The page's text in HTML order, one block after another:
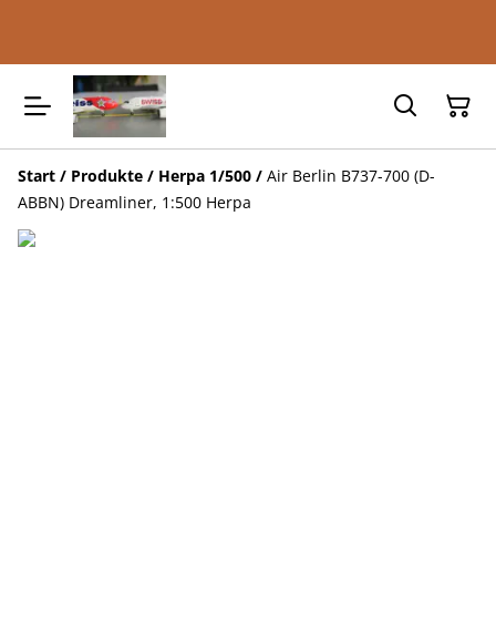
Start / Produkte / Herpa 1/500 / Air Berlin B737-700 (D-
ABBN) Dreamliner, 1:500 Herpa